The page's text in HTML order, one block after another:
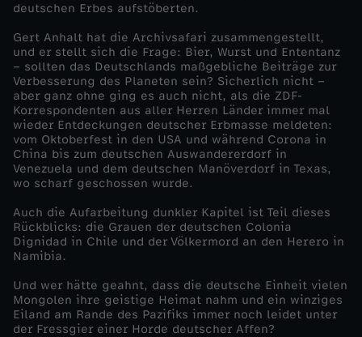
i
e
d
o
k
u
-
a
deutschen Erbes aufstöberten.
Gert Anhalt hat die Archivsafari zusammengestellt,
und er stellt sich die Frage: Bier, Wurst und Ententanz
– sollten das Deutschlands maßgebliche Beiträge zur
Verbesserung des Planeten sein? Sicherlich nicht –
aber ganz ohne ging es auch nicht, als die ZDF-
Korrespondenten aus aller Herren Länder immer mal
wieder Entdeckungen deutscher Erbmasse meldeten:
vom Oktoberfest in den USA und während Corona in
China bis zum deutschen Auswandererdorf in
Venezuela und dem deutschen Manöverdorf in Texas,
wo scharf geschossen wurde.
Auch die Aufarbeitung dunkler Kapitel ist Teil dieses
Rückblicks: die Grauen der deutschen Colonia
Dignidad in Chile und der Völkermord an den Herero in
Namibia.
Und wer hätte geahnt, dass die deutsche Einheit vielen
Mongolen ihre geistige Heimat nahm und ein winziges
Eiland am Rande des Pazifiks immer noch leidet unter
der Fressgier einer Horde deutscher Affen?